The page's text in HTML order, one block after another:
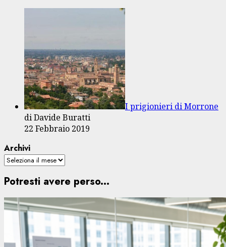
I prigionieri di Morrone
di Davide Buratti
22 Febbraio 2019
Archivi
Potresti avere perso...